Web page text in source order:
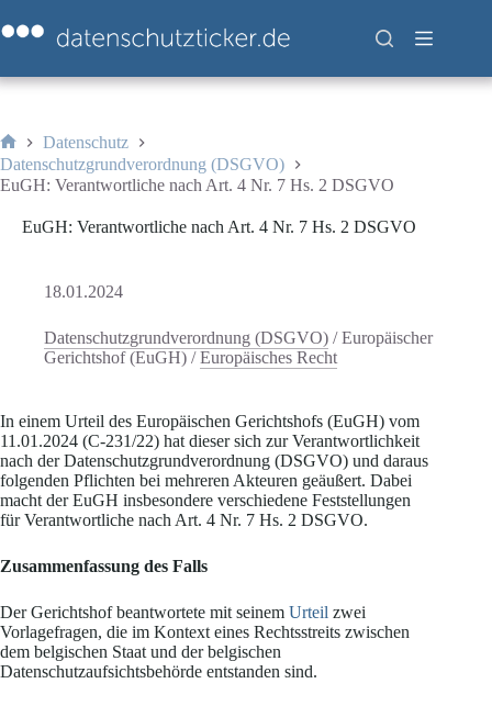
Inhalt
springen
Start
Datenschutz
Datenschutzgrundverordnung (DSGVO)
EuGH: Verantwortliche nach Art. 4 Nr. 7 Hs. 2 DSGVO
EuGH: Verantwortliche nach Art. 4 Nr. 7 Hs. 2 DSGVO
18.01.2024
Datenschutzgrundverordnung (DSGVO) /Europäischer
Gerichtshof (EuGH) /Europäisches Recht
In einem Urteil des Europäischen Gerichtshofs (EuGH) vom
11.01.2024 (C-231/22) hat dieser sich zur Verantwortlichkeit
nach der Datenschutzgrundverordnung (DSGVO) und daraus
folgenden Pflichten bei mehreren Akteuren geäußert. Dabei
macht der EuGH insbesondere verschiedene Feststellungen
für Verantwortliche nach Art. 4 Nr. 7 Hs. 2 DSGVO.
Zusammenfassung des Falls
Der Gerichtshof beantwortete mit seinem Urteil zwei
Vorlagefragen, die im Kontext eines Rechtsstreits zwischen
dem belgischen Staat und der belgischen
Datenschutzaufsichtsbehörde entstanden sind.